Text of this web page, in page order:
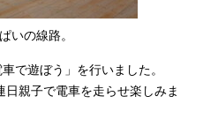
いの線路。
で遊ぼう」を行いました。
親子で電車を走らせ楽しみま